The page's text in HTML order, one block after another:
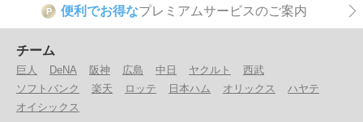
P 便利でお得なプレミアムサービスのご案内
チーム
巨人 DeNA 阪神 広島 中日 ヤクルト
西武
ソフトバンク
楽天 ロッテ 日本ハム オリックス
ハヤテ
オイシックス